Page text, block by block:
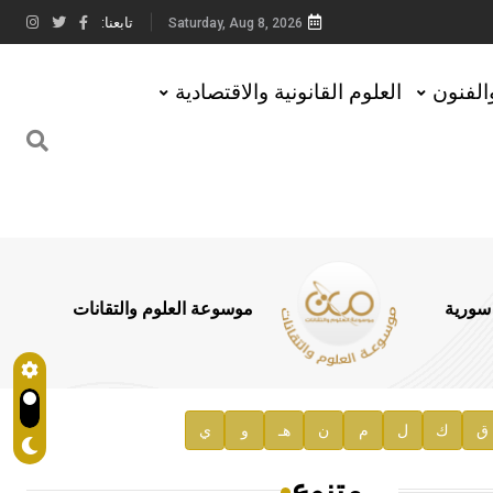
Saturday, Aug 8, 2026 تابعنا:
العلوم القانونية والاقتصادية
سورية موسوعة العلوم والتقانات
ق ك ل م ن هـ و ي